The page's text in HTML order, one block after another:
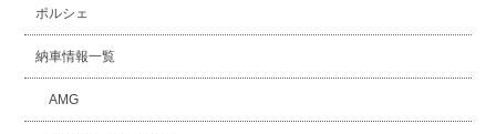
ポルシェ
納車情報一覧
AMG